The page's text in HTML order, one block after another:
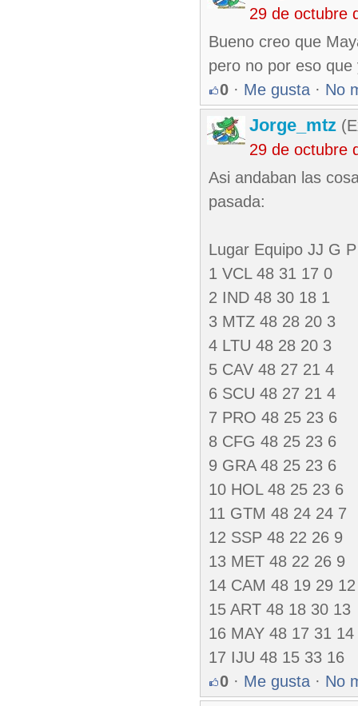
29 de octubre
Bueno creo que
pero no por eso
0 · Me gusta · No
Jorge_mtz
29 de octubre
Asi andaban las
pasada:
Lugar Equipo JJ G
1 VCL 48 31 17 0
2 IND 48 30 18 1
3 MTZ 48 28 20 3
4 LTU 48 28 20 3
5 CAV 48 27 21 4
6 SCU 48 27 21 4
7 PRO 48 25 23 6
8 CFG 48 25 23 6
9 GRA 48 25 23 6
10 HOL 48 25 23 6
11 GTM 48 24 24 7
12 SSP 48 22 26 9
13 MET 48 22 26 9
14 CAM 48 19 29 12
15 ART 48 18 30 13
16 MAY 48 17 31 14
17 IJU 48 15 33 16
0 · Me gusta · No